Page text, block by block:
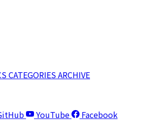
CATEGORIESARCHIVE
YouTube Facebook